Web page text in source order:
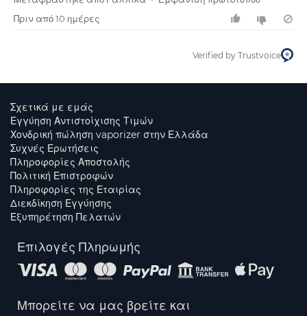
Πριν από 10 ημέρες
Verified by Trustvoice
Σχετικά με εμάς
Εγγύηση Αντιστοίχισης Τιμών
Χονδρική πώληση vaporizer στην Ελλάδα
Συχνές Ερωτήσεις
Πληροφορίες Αποστολής
Πολιτική Επιστροφών
Πληροφορίες της Εταιρίας
Διεκδίκηση Εγγύησης
Εξυπηρέτηση Πελατών
Επιλογές Πληρωμής
Μπορείτε να μας βρείτε και